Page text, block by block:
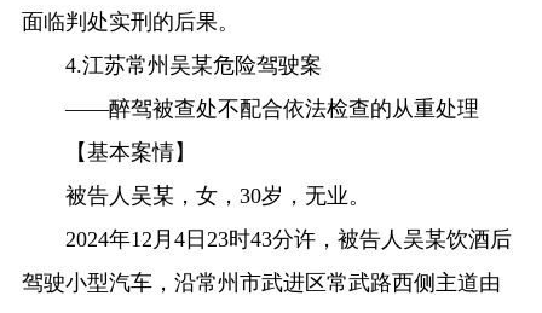
面临判处实刑的后果。
4.江苏常州吴某危险驾驶案
——醉驾被查处不配合依法检查的从重处理
【基本案情】
被告人吴某，女，30岁，无业。
2024年12月4日23时43分许，被告人吴某饮酒后
驾驶小型汽车，沿常州市武进区常武路西侧主道由